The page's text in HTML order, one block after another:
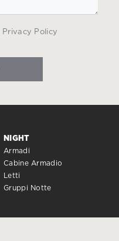
Privacy Policy
NIGHT
Armadi
Cabine Armadio
Letti
Gruppi Notte